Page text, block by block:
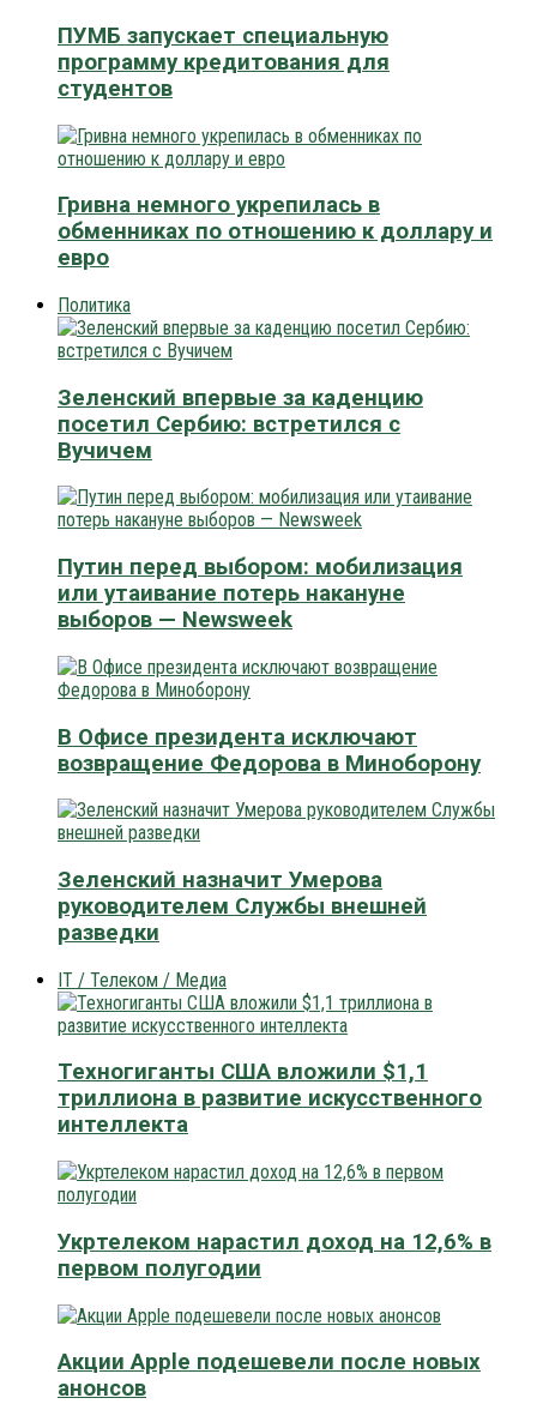
ПУМБ запускает специальную
программу кредитования для
студентов
Гривна немного укрепилась в
обменниках по отношению к доллару и
евро
Политика
Зеленский впервые за каденцию
посетил Сербию: встретился с
Вучичем
Путин перед выбором: мобилизация
или утаивание потерь накануне
выборов — Newsweek
В Офисе президента исключают
возвращение Федорова в Миноборону
Зеленский назначит Умерова
руководителем Службы внешней
разведки
IT / Телеком / Медиа
Техногиганты США вложили $1,1
триллиона в развитие искусственного
интеллекта
Укртелеком нарастил доход на 12,6% в
первом полугодии
Акции Apple подешевели после новых
анонсов